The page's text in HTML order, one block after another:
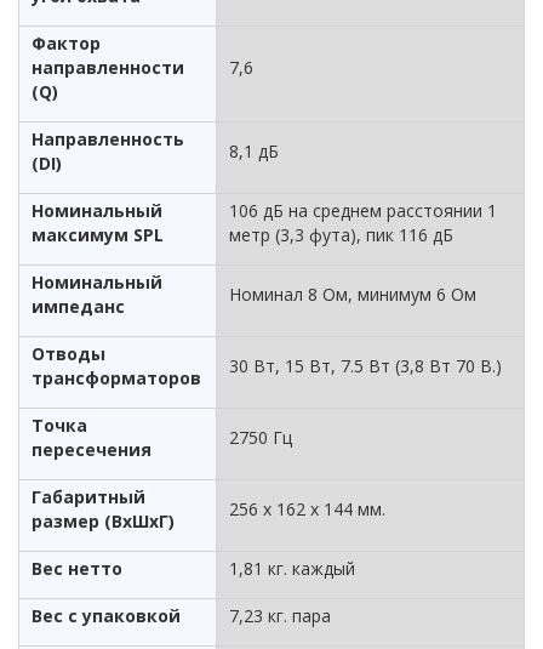
Фактор
направленности
(Q)
7,6
Направленность
(DI)
8,1 дБ
Номинальный
максимум SPL
106 дБ на среднем расстоянии 1
метр (3,3 фута), пик 116 дБ
Номинальный
импеданс
Номинал 8 Ом, минимум 6 Ом
Отводы
трансформаторов
30 Вт, 15 Вт, 7.5 Вт (3,8 Вт 70 В.)
Точка
пересечения
2750 Гц
Габаритный
размер (ВхШхГ)
256 x 162 x 144 мм.
Вес нетто 1,81 кг. каждый
Вес с упаковкой 7,23 кг. пара